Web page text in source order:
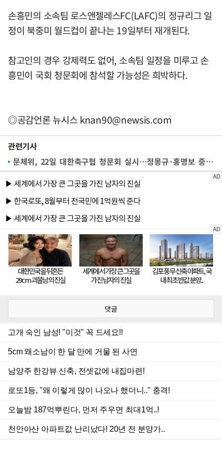
손흥민의 소속팀 로스앤젤레스FC(LAFC)의 정규리그 일
정이 북중미 월드컵이 끝나는 19일부터 재개된다.
참고인의 경우 강제력도 없어, 소속팀 일정을 미루고 손
흥민이 국회 청문회에 참석할 가능성은 희박하다.
◎공감언론 뉴시스knan90@newsis.com
관련기사
문체위, 22일 대한축구협 청문회 실시…정몽규·홍명보 증인 채택
댓글